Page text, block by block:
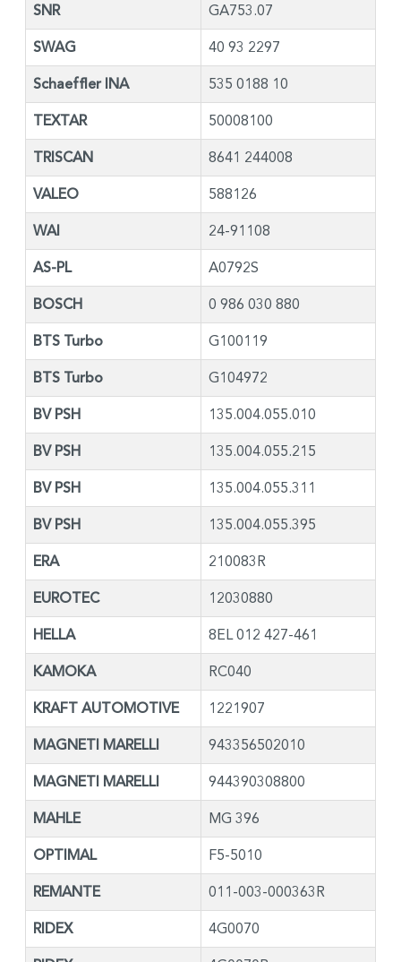
SNR GA753.07
SWAG 40 93 2297
Schaeffler INA 535 0188 10
TEXTAR 50008100
TRISCAN 8641 244008
VALEO 588126
WAI 24-91108
AS-PL A0792S
BOSCH 0 986 030 880
BTS Turbo G100119
BTS Turbo G104972
BV PSH 135.004.055.010
BV PSH 135.004.055.215
BV PSH 135.004.055.311
BV PSH 135.004.055.395
ERA 210083R
EUROTEC 12030880
HELLA 8EL 012 427-461
KAMOKA RC040
KRAFT AUTOMOTIVE 1221907
MAGNETI MARELLI 943356502010
MAGNETI MARELLI 944390308800
MAHLE MG 396
OPTIMAL F5-5010
REMANTE 011-003-000363R
RIDEX 4G0070